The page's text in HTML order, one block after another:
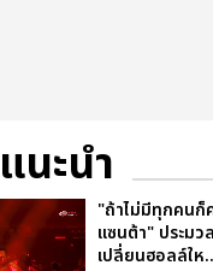
แนะนำ
"ถ้าไม่มีทุกคนก็
แซนต้า" ประมว
เปลี่ยนฮอลล์ให